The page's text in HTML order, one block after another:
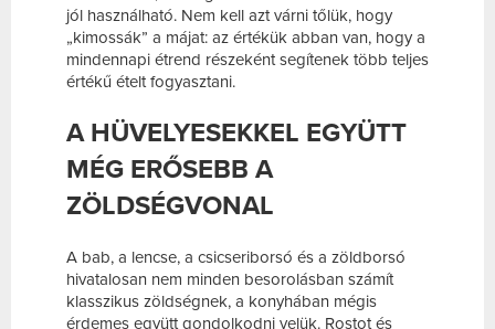
jól használható. Nem kell azt várni tőlük, hogy
„kimossák” a májat: az értékük abban van, hogy a
mindennapi étrend részeként segítenek több teljes
értékű ételt fogyasztani.
A HÜVELYESEKKEL EGYÜTT
MÉG ERŐSEBB A
ZÖLDSÉGVONAL
A bab, a lencse, a csicseriborsó és a zöldborsó
hivatalosan nem minden besorolásban számít
klasszikus zöldségnek, a konyhában mégis
érdemes együtt gondolkodni velük. Rostot és